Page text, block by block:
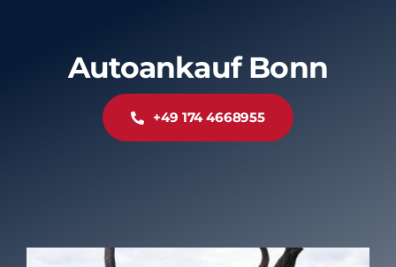
KontaktAutoankauf Bonn
+49 174 4668955